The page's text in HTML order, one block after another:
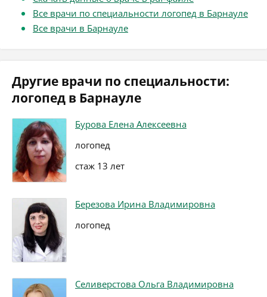
Все врачи по специальности логопед в Барнауле
Все врачи в Барнауле
Другие врачи по специальности:
логопед в Барнауле
Бурова Елена Алексеевна
логопед
стаж 13 лет
Березова Ирина Владимировна
логопед
Селиверстова Ольга Владимировна